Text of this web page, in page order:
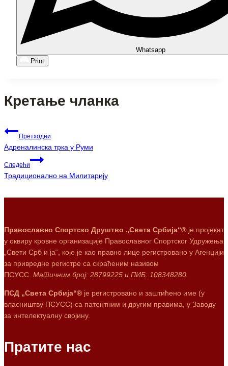
Whatsapp
Print
Кретање чланка
Претходни
Адреналинска трка у Руми
Следећи
Традиционално на Милитарију
Православно Спортско Друштво „Света Србија“® је пројекат
у оквиру кровне организације Православног Спортског Удружења
„Свети Срб и ја“, које је као правно лице регистровано у Агенцији
за привредне регистре са скраћеним називом
ПСУСС. Матичним број: 28799225 и ПИБ: 108348280.
ПСД „Света Србија“® је регистровано и заштићено име (у
власништву ПСУСС) са патентним и другим правима, у Заводу
за интелектуалну својину.
Пратите нас